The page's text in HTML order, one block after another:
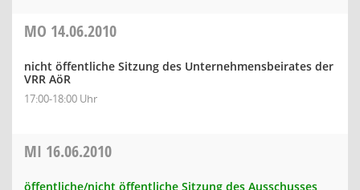
MO 14.06.2010
nicht öffentliche Sitzung des Unternehmensbeirates der
VRR AöR
17:00-18:00 Uhr
MI 16.06.2010
öffentliche/nicht öffentliche Sitzung des Ausschusses